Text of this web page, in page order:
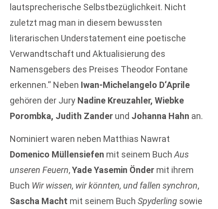
lautsprecherische Selbstbezüglichkeit. Nicht
zuletzt mag man in diesem bewussten
literarischen Understatement eine poetische
Verwandtschaft und Aktualisierung des
Namensgebers des Preises Theodor Fontane
erkennen.“ Neben Iwan-Michelangelo D‘Aprile
gehören der Jury Nadine Kreuzahler, Wiebke
Porombka, Judith Zander und Johanna Hahn an.
Nominiert waren neben Matthias Nawrat
Domenico Müllensiefen mit seinem Buch Aus
unseren Feuern,Yade Yasemin Önder mit ihrem
Buch Wir wissen, wir könnten, und fallen synchron,
Sascha Macht mit seinem Buch Spyderling sowie